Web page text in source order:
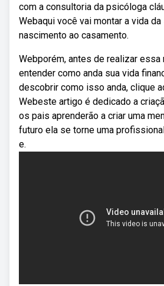
com a consultoria da psicóloga
Webaqui você vai montar a vida
nascimento ao casamento.
Webporém, antes de realizar essa
entender como anda sua vida
descobrir como isso anda, clique
Webeste artigo é dedicado a
os pais aprenderão a criar uma
futuro ela se torne uma
e.